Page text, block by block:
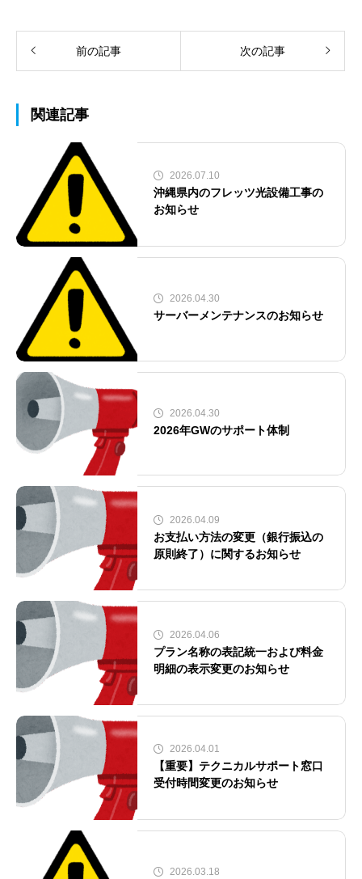
前の記事 次の記事
関連記事
2026.07.10
沖縄県内のフレッツ光設備工事の
お知らせ
2026.04.30
サーバーメンテナンスのお知らせ
2026.04.30
2026年GWのサポート体制
2026.04.09
お支払い方法の変更（銀行振込の
原則終了）に関するお知らせ
2026.04.06
プラン名称の表記統一および料金
明細の表示変更のお知らせ
2026.04.01
【重要】テクニカルサポート窓口
受付時間変更のお知らせ
2026.03.18